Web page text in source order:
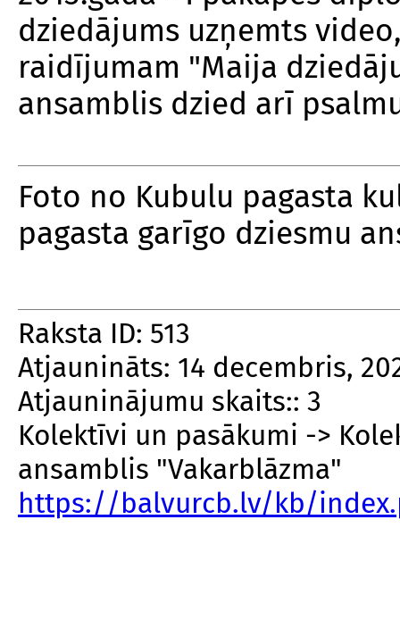
dziedājums uzņemts
raidījumam "Maija
ansamblis dzied arī
Foto no Kubulu pagasta
pagasta garīgo dziesmu
Raksta ID: 513
Atjaunināts: 14 decembris,
Atjauninājumu skaits:: 3
Kolektīvi un pasākumi ->
ansamblis "Vakarblāzma"
https://balvurcb.lv/kb/